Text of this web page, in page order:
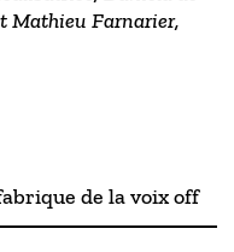
Mathieu Farnarier,
de la voix off